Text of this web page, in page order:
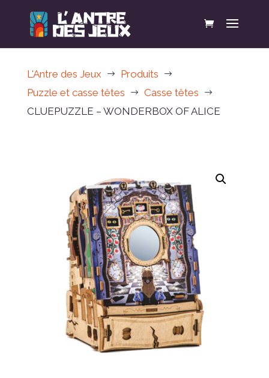
L'Antre des Jeux $ Produits $
Puzzle et casse têtes $ Casse têtes $
CLUEPUZZLE – WONDERBOX OF ALICE